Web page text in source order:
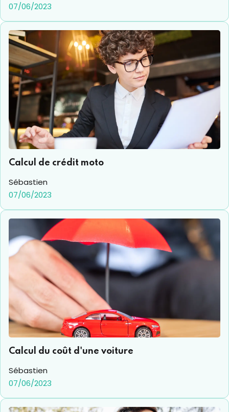
07/06/2023
Calcul de crédit moto
Sébastien
07/06/2023
Calcul du coût d'une voiture
Sébastien
07/06/2023